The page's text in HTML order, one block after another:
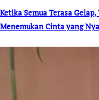
Ketika Semua Terasa
Menemukan Cinta yang